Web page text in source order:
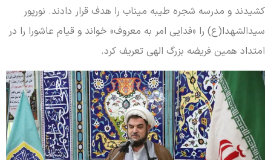
کشیدند و مدرسه شجره طیبه میناب را هدف قرار دادند. نورپور
سیدالشهدا(ع) را «فدایی امر به معروف» خواند و قیام عاشورا را در
امتداد همین فریضه بزرگ الهی تعریف کرد.